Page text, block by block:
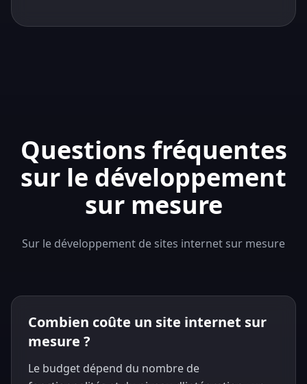
Questions fréquentes
sur le développement
sur mesure
Sur le développement de sites internet sur mesure
Combien coûte un site internet sur
mesure ?
Le budget dépend du nombre de